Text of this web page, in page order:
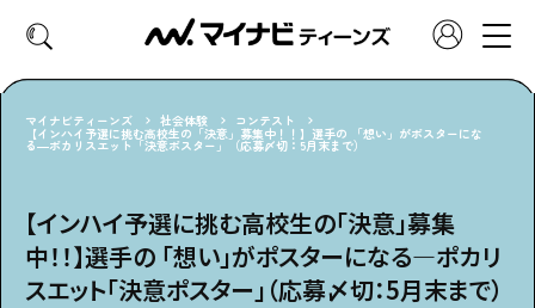
好きなカテゴリーから見る
ファッション ヘア・メイク
マイナビティーンズ 社会体験 コンテスト
【インハイ予選に挑む高校生の「決意」募集中！！】選手の 「想い」がポスターにな
る―ポカリスエット「決意ポスター」（応募〆切：5月末まで）
【インハイ予選に挑む高校生の「決意」募集
中！！】選手の 「想い」がポスターになる―ポカリ
スエット「決意ポスター」（応募〆切：5月末まで）